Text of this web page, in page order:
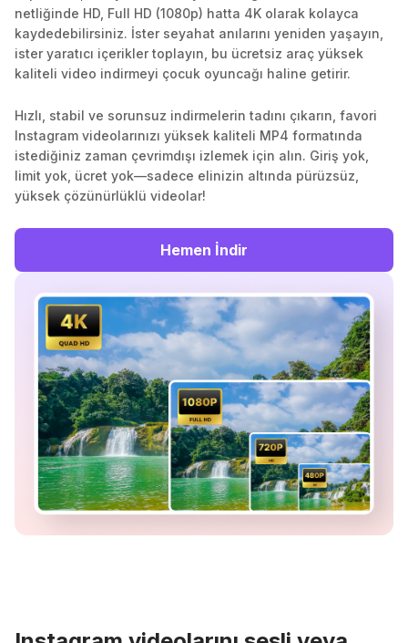
netliğinde HD, Full HD (1080p) hatta 4K olarak kolayca
kaydedebilirsiniz. İster seyahat anılarını yeniden yaşayın,
ister yaratıcı içerikler toplayın, bu ücretsiz araç yüksek
kaliteli video indirmeyi çocuk oyuncağı haline getirir.
Hızlı, stabil ve sorunsuz indirmelerin tadını çıkarın, favori
Instagram videolarınızı yüksek kaliteli MP4 formatında
istediğiniz zaman çevrimdışı izlemek için alın. Giriş yok,
limit yok, ücret yok—sadece elinizin altında pürüzsüz,
yüksek çözünürlüklü videolar!
Hemen İndir